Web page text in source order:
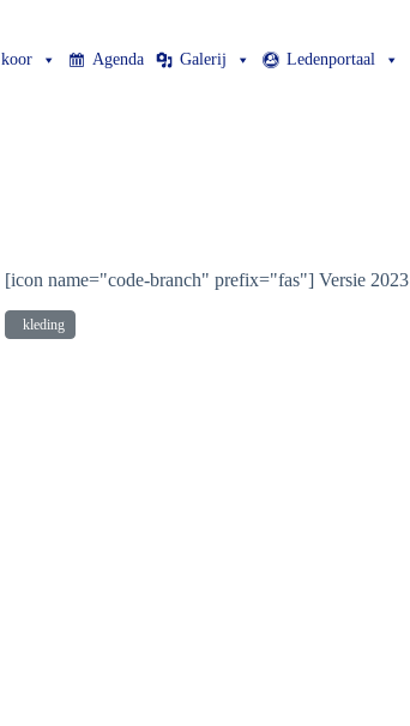
Agenda Galerij Ledenportaal
[icon name="code-branch" prefix="fas"] Versie 2023
kleding